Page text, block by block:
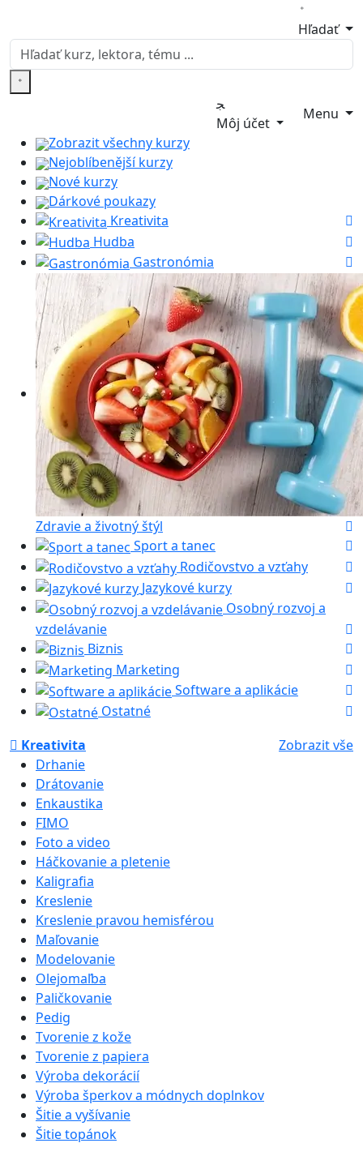
Hľadať
Môj účet
Menu
Zobrazit všechny kurzy
Nejoblíbenější kurzy
Nové kurzy
Dárkové poukazy
Kreativita
Hudba
Gastronómia
Zdravie a životný štýl
Sport a tanec
Rodičovstvo a vzťahy
Jazykové kurzy
Osobný rozvoj a
vzdelávanie
Biznis
Marketing
Software a aplikácie
Ostatné
Kreativita
Zobrazit vše
Drhanie
Drátovanie
Enkaustika
FIMO
Foto a video
Háčkovanie a pletenie
Kaligrafia
Kreslenie
Kreslenie pravou hemisférou
Maľovanie
Modelovanie
Olejomaľba
Paličkovanie
Pedig
Tvorenie z kože
Tvorenie z papiera
Výroba dekorácií
Výroba šperkov a módnych doplnkov
Šitie a vyšívanie
Šitie topánok